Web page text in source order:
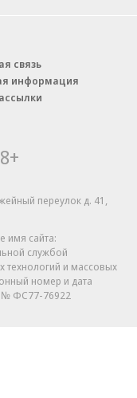
связь
информация
переулок д. 41,
имя сайта:
службой
технологий и массовых
номер и дата
№ ФС77-76922